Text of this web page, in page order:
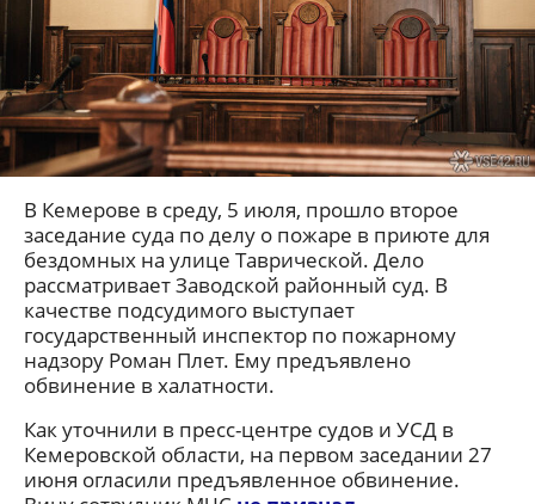
В Кемерове в среду, 5 июля, прошло второе
заседание суда по делу о пожаре в приюте для
бездомных на улице Таврической. Дело
рассматривает Заводской районный суд. В
качестве подсудимого выступает
государственный инспектор по пожарному
надзору Роман Плет. Ему предъявлено
обвинение в халатности.
Как уточнили в пресс-центре судов и УСД в
Кемеровской области, на первом заседании 27
июня огласили предъявленное обвинение.